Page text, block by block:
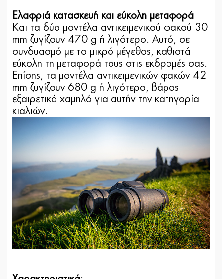
Ελαφριά κατασκευή και εύκολη μεταφορά
Και τα δύο μοντέλα αντικειμενικού φακού 30
mm ζυγίζουν 470 g ή λιγότερο. Αυτό, σε
συνδυασμό με το μικρό μέγεθος, καθιστά
εύκολη τη μεταφορά τους στις εκδρομές σας.
Επίσης, τα μοντέλα αντικειμενικών φακών 42
mm ζυγίζουν 680 g ή λιγότερο, βάρος
εξαιρετικά χαμηλό για αυτήν την κατηγορία
κιαλιών.